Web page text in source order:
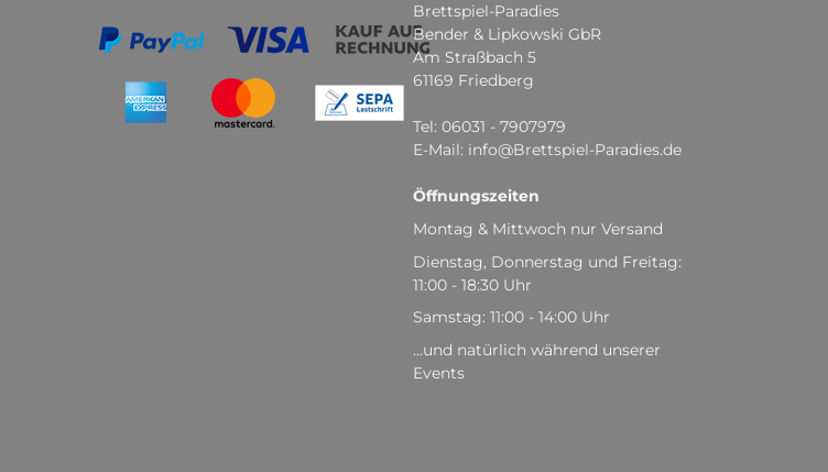
Brettspiel-Paradies
Bender & Lipkowski GbR
Am Straßbach 5
61169 Friedberg
Tel: 06031 - 7907979
E-Mail: info@Brettspiel-Paradies.de
Öffnungszeiten
Montag & Mittwoch nur Versand
Dienstag, Donnerstag und Freitag:
11:00 - 18:30 Uhr
Samstag: 11:00 - 14:00 Uhr
...und natürlich während unserer
Events